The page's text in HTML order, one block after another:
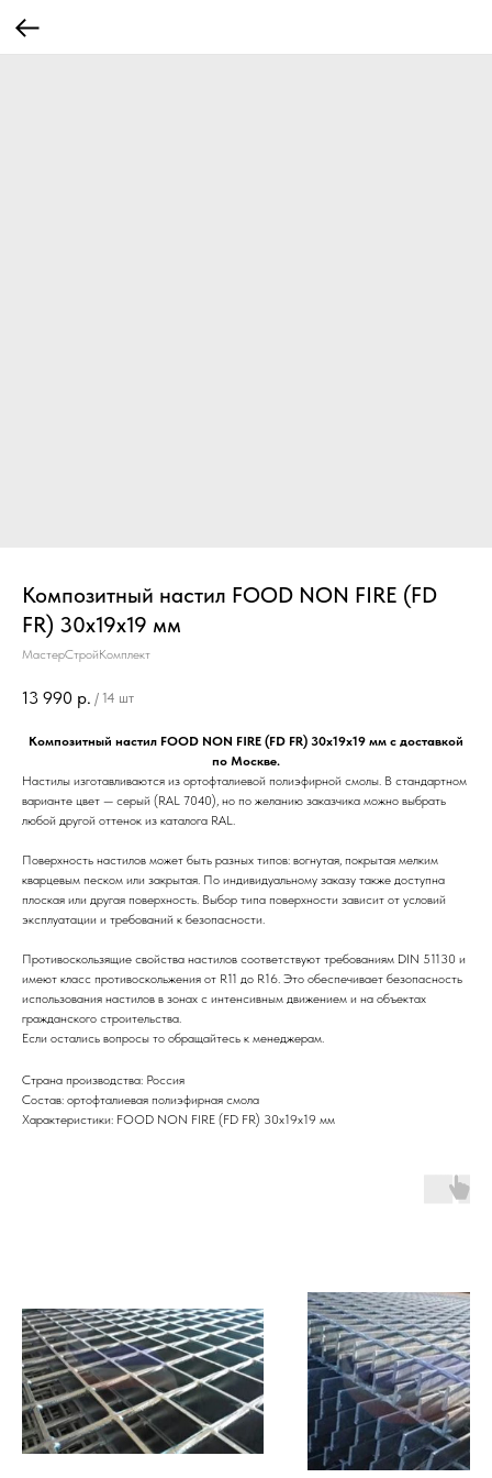
Композитный настил FOOD NON FIRE (FD
FR) 30х19х19 мм
МастерСтройКомплект
13 990 р. / 14 шт
Композитный настил FOOD NON FIRE (FD FR) 30х19х19 мм с доставкой
по Москве.
Настилы изготавливаются из ортофталиевой полиэфирной смолы. В стандартном
варианте цвет — серый (RAL 7040), но по желанию заказчика можно выбрать
любой другой оттенок из каталога RAL.
Поверхность настилов может быть разных типов: вогнутая, покрытая мелким
кварцевым песком или закрытая. По индивидуальному заказу также доступна
плоская или другая поверхность. Выбор типа поверхности зависит от условий
эксплуатации и требований к безопасности.
Противоскользящие свойства настилов соответствуют требованиям DIN 51130 и
имеют класс противоскольжения от R11 до R16. Это обеспечивает безопасность
использования настилов в зонах с интенсивным движением и на объектах
гражданского строительства.
Если остались вопросы то обращайтесь к менеджерам.
Страна производства: Россия
Состав: ортофталиевая полиэфирная смола
Характеристики: FOOD NON FIRE (FD FR) 30х19х19 мм